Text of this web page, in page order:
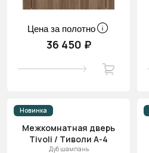
Цена за полотно
36 450 ₽
Новинка
Межкомнатная дверь
Tivoli / Тиволи А-4
Дуб шампань